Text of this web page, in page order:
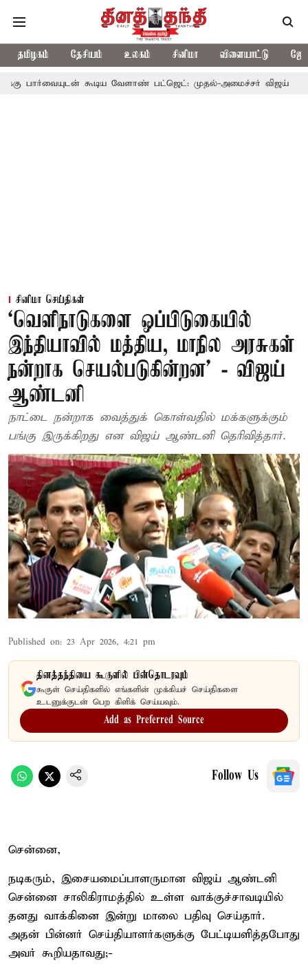
தமிழகம் தேசியம் உலகம் சினிமா விளையாட்டு
கூடிய வேளாண் பட்ஜெட்: முதல்-அமைச்சர் விஜய் தமிழக
சினிமா செய்திகள்
‘வெளிநாடுகளை ஒப்பிடுகையில்
இந்தியாவில் மத்திய, மாநில அரசுகள்
நன்றாக செயல்படுகின்றன’ - விஜய்
ஆண்டனி
நாட்டை நன்றாக வைத்துக் கொள்வதில் மக்களுக்கும்
பங்கு இருக்கிறது என விஜய் ஆண்டனி தெரிவித்தார்.
Published on: 23 Apr 2026, 4:21 pm
தினத்தந்தியை கூகுளில் பின்தொடரவும்
கூகுள் செய்திகளில் எங்களின் முக்கியச் செய்திகளை
உடனுக்குடன் பெற கிளிக் செய்யவும்.
Add as Preferred Source
Follow Us
சென்னை,
நடிகரும், இசையமைப்பாளருமான விஜய் ஆண்டனி
சென்னை சாலிகிராமத்தில் உள்ள வாக்குச்சாவடியில்
தனது வாக்கினை இன்று மாலை பதிவு செய்தார்.
அதன் பின்னர் செய்தியாளர்களுக்கு பேட்டியளித்தபோது
அவர் கூறியதாவது;-